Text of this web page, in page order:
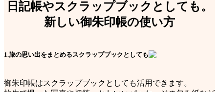
日記帳やスクラップブックとしても。
新しい御朱印帳の使い方
1.旅の思い出をまとめるスクラップブックとしても
御朱印帳はスクラップブックとしても活用できます。